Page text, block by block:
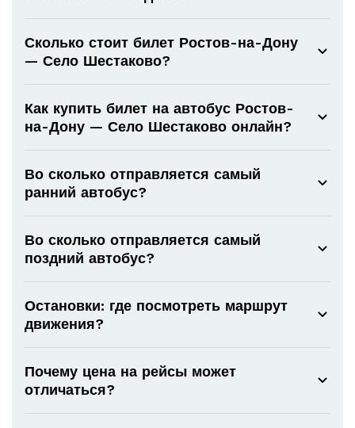
Сколько стоит билет Ростов-на-Дону
— Село Шестаково?
Как купить билет на автобус Ростов-
на-Дону — Село Шестаково онлайн?
Во сколько отправляется самый
ранний автобус?
Во сколько отправляется самый
поздний автобус?
Остановки: где посмотреть маршрут
движения?
Почему цена на рейсы может
отличаться?